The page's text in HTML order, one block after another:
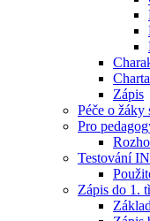
Zápis
Péče o žáky
Pro
Testování
Zápis do 1.